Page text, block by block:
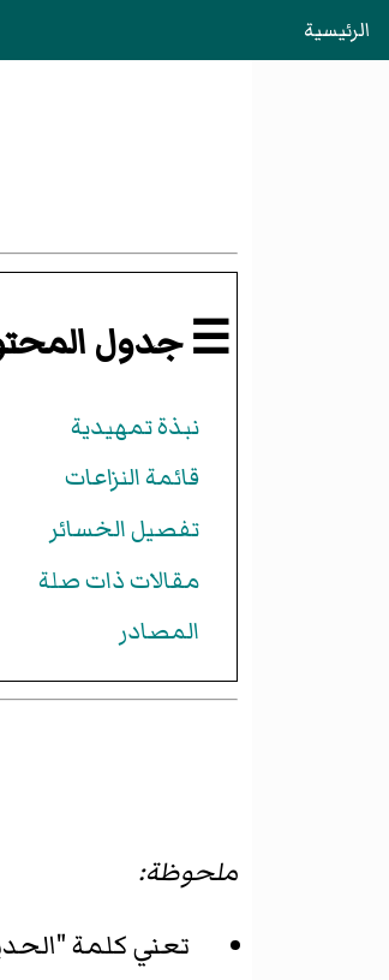
الرئيسية
☰ جدول
نبذة تمهيدية
قائمة النزاعات
تفصيل الخسائر
مقالات ذات صلة
المصادر
ملحوظة:
تعني كلمة